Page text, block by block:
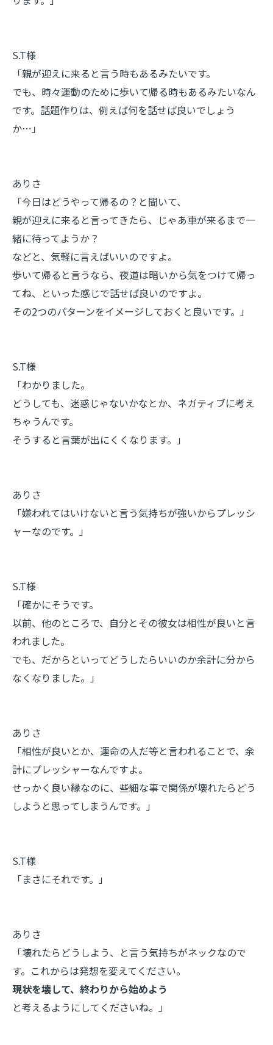
S.T様
「親が迎えに来ると言う時もあるみたいです。
でも、時々運動のために歩いて帰る時もあるみたいなん
です。話題作りは、例えば何を話せば良いでしょう
か⋯」
ありさ
「今日はどうやって帰るの？と聞いて、
親が迎えに来ると言ってきたら、じゃあ車が来るまで一
緒に待ってようか？
などと、気軽に言えばいいのですよ。
歩いて帰ると言うなら、夜道は暗いから気をつけて帰っ
てね、といった感じで話せば良いのですよ。
その2つのパターンをイメージしておくと良いです。」
S.T様
「わかりました。
どうしても、迷惑じゃないかなとか、ネガティブに考え
ちゃうんです。
そうすると言葉が出にくくなります。」
ありさ
「嫌われてはいけないと言う気持ちが強いからプレッシ
ャーなのです。」
S.T様
「確かにそうです。
以前、他のところで、自分とその彼女は相性が良いと言
われました。
でも、だからといってどうしたらいいのか余計に分から
なくなりました。」
ありさ
「相性が良いとか、運命の人だ等と言われることで、余
計にプレッシャーなんですよ。
せっかく良い縁なのに、些細な事で関係が壊れたらどう
しようと思ってしまうんです。」
S.T様
「まさにそれです。」
ありさ
「壊れたらどうしよう、と言う気持ちがネックなので
す。これからは発想を変えてください。
現状を壊して、終わりから始めよう
と考えるようにしてくださいね。」